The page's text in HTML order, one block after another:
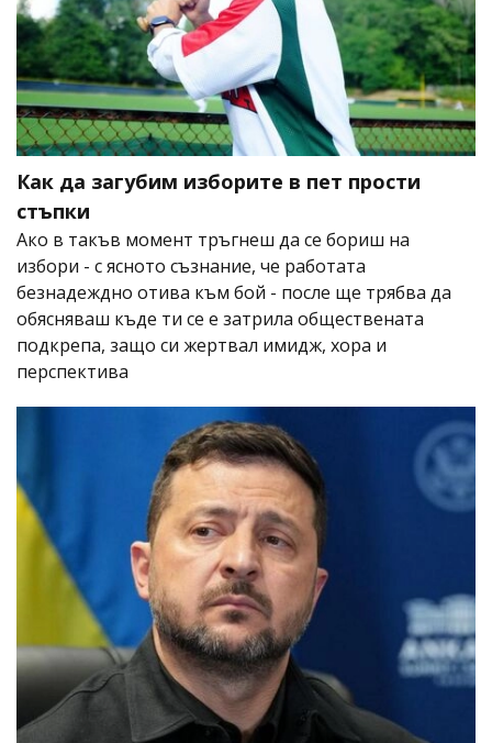
Как да загубим изборите в пет прости
стъпки
Ако в такъв момент тръгнеш да се бориш на
избори - с ясното съзнание, че работата
безнадеждно отива към бой - после ще трябва да
обясняваш къде ти се е затрила обществената
подкрепа, защо си жертвал имидж, хора и
перспектива